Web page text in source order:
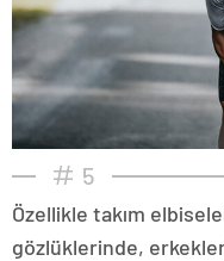
5
Özellikle takım
gözlüklerinde,